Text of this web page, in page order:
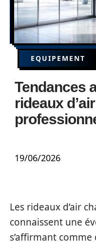
EQUIPEMENT
Tendances
rideaux
19/06/2026
Les rideaux d’air
connaissent une
s’affirmant